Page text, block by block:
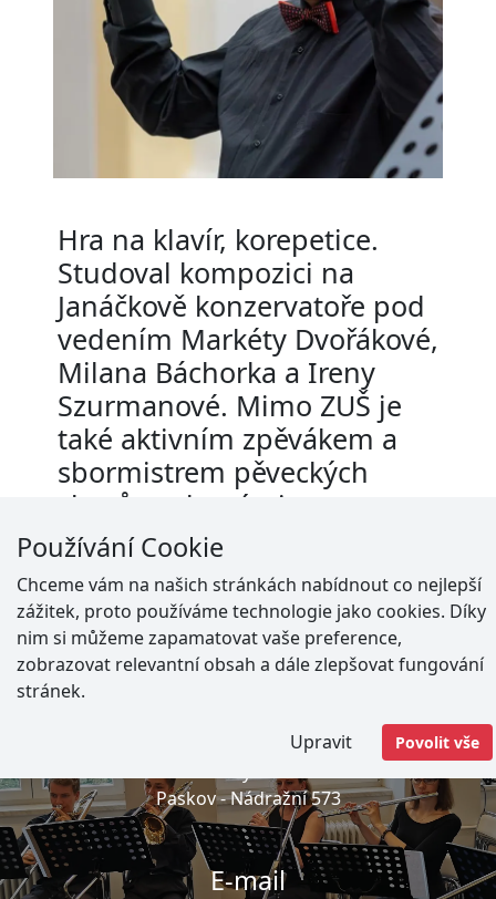
Hra na klavír, korepetice.
Studoval kompozici na
Janáčkově konzervatoře pod
vedením Markéty Dvořákové,
Milana Báchorka a Ireny
Szurmanové. Mimo ZUŠ je
také aktivním zpěvákem a
sbormistrem pěveckých
sborů, se kterými se
úspěšně účastní soutěží na
celostátní i celosvětové
úrovni.
Paskov -Nádražní 573
E-mail
Používání Cookie
Chceme vám na našich stránkách nabídnout co nejlepší
zážitek, proto používáme technologie jako cookies. Díky
nim si můžeme zapamatovat vaše preference,
zobrazovat relevantní obsah a dále zlepšovat fungování
stránek.
Upravit Povolit vše